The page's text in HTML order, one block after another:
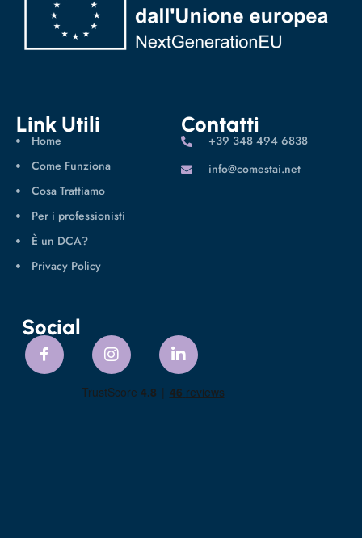
Link Utili
Home
Come Funziona
Cosa Trattiamo
Per i professionisti
È un DCA?
Privacy Policy
Contatti
‪+39 348 494 6838
info@comestai.net
Social